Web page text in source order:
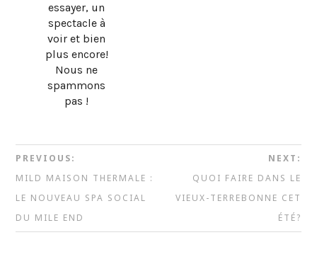
essayer, un
spectacle à
voir et bien
plus encore!
Nous ne
spammons
pas !
PREVIOUS:
MILD MAISON THERMALE :
LE NOUVEAU SPA SOCIAL
DU MILE END
NEXT:
QUOI FAIRE DANS LE
VIEUX-TERREBONNE CET
ÉTÉ?